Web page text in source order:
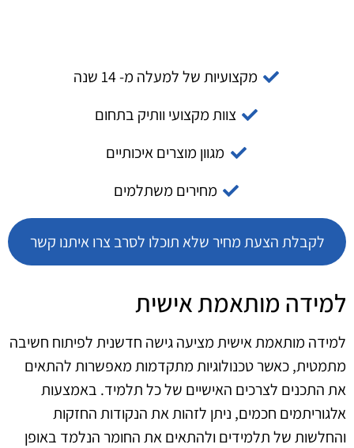
מקצועיות של למעלה מ- 14 שנה
צוות מקצועי וותיק בתחום
מגוון מוצרים איכותיים
מחירים משתלמים
לקבלת הצעת מחיר שלא תוכלו לסרב צרו איתנו קשר
למידה מותאמת אישית
למידה מותאמת אישית מציעה גישה חדשנית לפיתוח חשיבה
מתמטית, כאשר טכנולוגיות מתקדמות מאפשרות להתאים
את התכנים לצרכים האישיים של כל תלמיד. באמצעות
אלגוריתמים חכמים, ניתן לזהות את הנקודות החזקות
והחלשות של תלמידים ולהתאים את החומר הנלמד באופן